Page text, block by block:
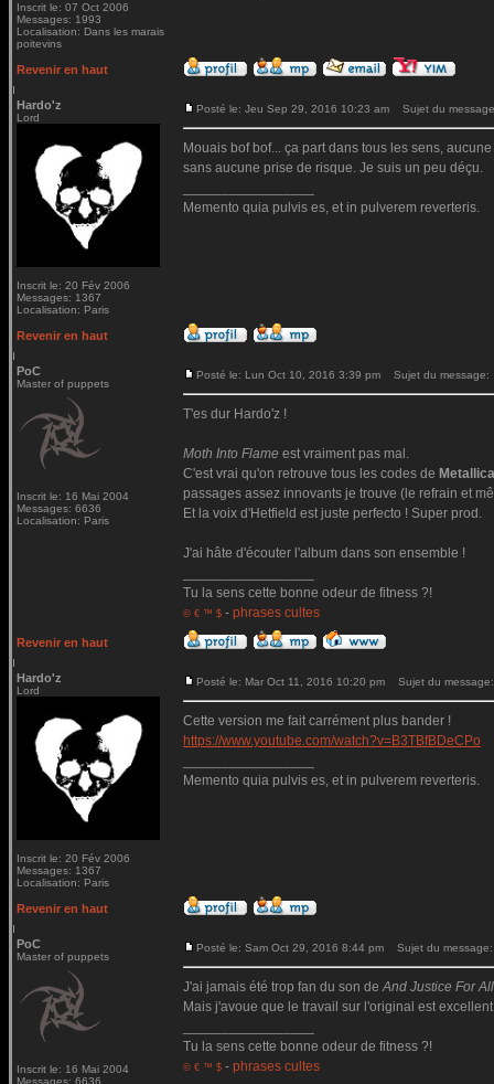
Inscrit le: 07 Oct 2006
Messages: 1993
Localisation: Dans les marais
poitevins
Revenir en haut
Hardo'z
Lord
Inscrit le: 20 Fév 2006
Messages: 1367
Localisation: Paris
Posté le: Jeu Sep 29, 2016 10:23 am Sujet du
Mouais bof bof... ça part dans tous les sens,
sans aucune prise de risque. Je suis un peu déçu.
Memento quia pulvis es, et in pulverem reverteris.
Revenir en haut
PoC
Master of puppets
Inscrit le: 16 Mai 2004
Messages: 6636
Localisation: Paris
Posté le: Lun Oct 10, 2016 3:39 pm Sujet du message:
T'es dur Hardo'z !
Moth Into Flame est vraiment pas mal.
C'est vrai qu'on retrouve tous les codes de Metallica
passages assez innovants je trouve (le refrain et
Et la voix d'Hetfield est juste perfecto ! Super prod.
J'ai hâte d'écouter l'album dans son ensemble !
Tu la sens cette bonne odeur de fitness ?!
© € ™ $ - phrases cultes
Revenir en haut
Hardo'z
Lord
Inscrit le: 20 Fév 2006
Messages: 1367
Localisation: Paris
Posté le: Mar Oct 11, 2016 10:20 pm Sujet du message:
Cette version me fait carrément plus bander !
https://www.youtube.com/watch?v=B3TBfBDeCPo
Memento quia pulvis es, et in pulverem reverteris.
Revenir en haut
PoC
Master of puppets
Inscrit le: 16 Mai 2004
Messages: 6636
Posté le: Sam Oct 29, 2016 8:44 pm Sujet du message:
J'ai jamais été trop fan du son deAnd Justice For
Mais j'avoue que le travail sur l'original est
Tu la sens cette bonne odeur de fitness ?!
© € ™ $ - phrases cultes